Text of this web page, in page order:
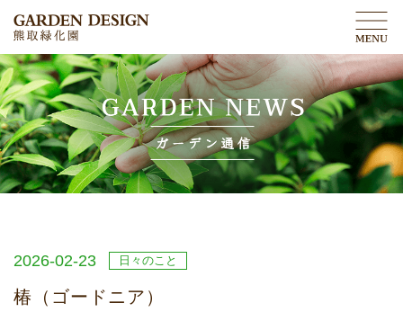
2026-02-23 日々のこと
椿（ゴードニア）